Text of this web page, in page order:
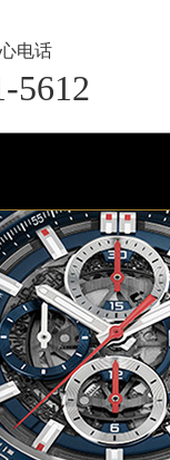
电话
5612